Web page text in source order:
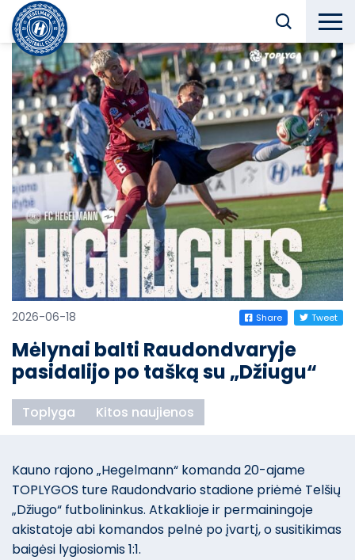
2026-06-18 Share Tweet
Mėlynai balti Raudondvaryje
pasidalijo po tašką su „Džiugu“
Toplyga Kitos naujienos
Kauno rajono „Hegelmann“ komanda 20-ajame
TOPLYGOS ture Raudondvario stadione priėmė Telšių
„Džiugo“ futbolininkus. Atkaklioje ir permainingoje
akistatoje abi komandos pelnė po įvartį, o susitikimas
baigėsi lygiosiomis 1:1.